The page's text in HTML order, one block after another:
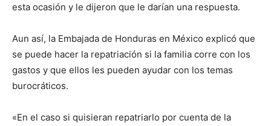
esta ocasión y le dijeron que le darían una respuesta.
Aun así, la Embajada de Honduras en México explicó que
se puede hacer la repatriación si la familia corre con los
gastos y que ellos les pueden ayudar con los temas
burocráticos.
«En el caso si quisieran repatriarlo por cuenta de la